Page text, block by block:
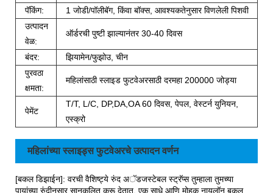
पॅकिंग:
1 जोडी/पॉलीबॅग, किंवा बॉक्स, आवश्यकतेनुसार विणलेली पिशवी
उत्पादन
वेळ:
ऑर्डरची पुष्टी झाल्यानंतर 30-40 दिवस
बंदर:
झियामेन/फुझोउ, चीन
पुरवठा
क्षमता:
महिलांसाठी स्लाइड फुटवेअरसाठी दरमहा 200000 जोड्या
पेमेंट
T/T, L/C, DP,DA,OA 60 दिवस, पेपल, वेस्टर्न युनियन,
एस्क्रो
महिलांच्या स्लाइड्स फुटवेअरचे उत्पादन वर्णन
[बकल डिझाईन]: वरची वैशिष्ट्ये रुंद अॅडजस्टेबल स्ट्रॅप्स तुम्हाला तुमच्या
पायांच्या रुंदीनुसार सानुकूलित करू देतात, एक साधे आणि मोहक नायलॉन बकल